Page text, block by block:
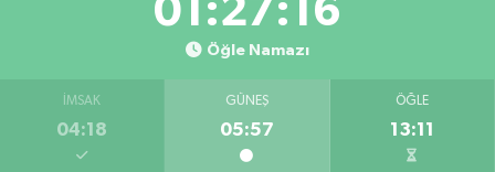
01:27:16
Öğle Namazı
İMSAK
04:18
GÜNEŞ
05:57
ÖĞLE
13:11